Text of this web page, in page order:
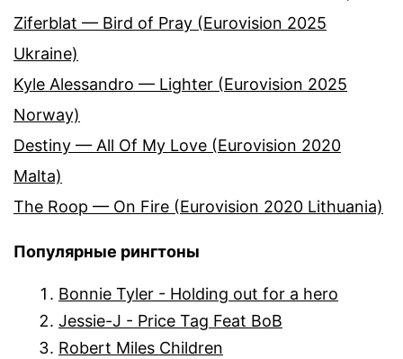
Ziferblat — Bird of Pray (Eurovision 2025
Ukraine)
Kyle Alessandro — Lighter (Eurovision 2025
Norway)
Destiny — All Of My Love (Eurovision 2020
Malta)
The Roop — On Fire (Eurovision 2020 Lithuania)
Популярные рингтоны
Bonnie Tyler - Holding out for a hero
Jessie-J - Price Tag Feat BoB
Robert Miles Children